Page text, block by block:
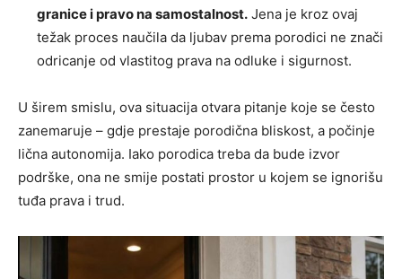
granice i pravo na samostalnost. Jena je kroz ovaj
težak proces naučila da ljubav prema porodici ne znači
odricanje od vlastitog prava na odluke i sigurnost.
U širem smislu, ova situacija otvara pitanje koje se često
zanemaruje – gdje prestaje porodična bliskost, a počinje
lična autonomija. Iako porodica treba da bude izvor
podrške, ona ne smije postati prostor u kojem se ignorišu
tuđa prava i trud.